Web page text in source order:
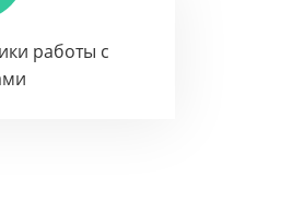
работы с